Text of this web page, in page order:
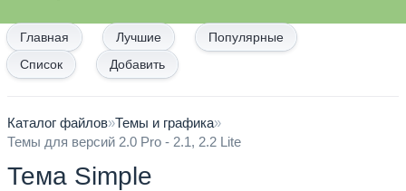
Главная Лучшие
Популярные
Список
Добавить
Каталог файлов»Темы и графика»
Темы для версий 2.0 Pro - 2.1, 2.2 Lite
Тема Simple